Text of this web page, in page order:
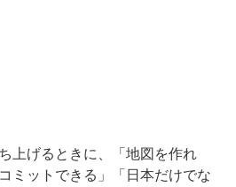
上げるときに、「地図を作れ
ミットできる」「日本だけでな